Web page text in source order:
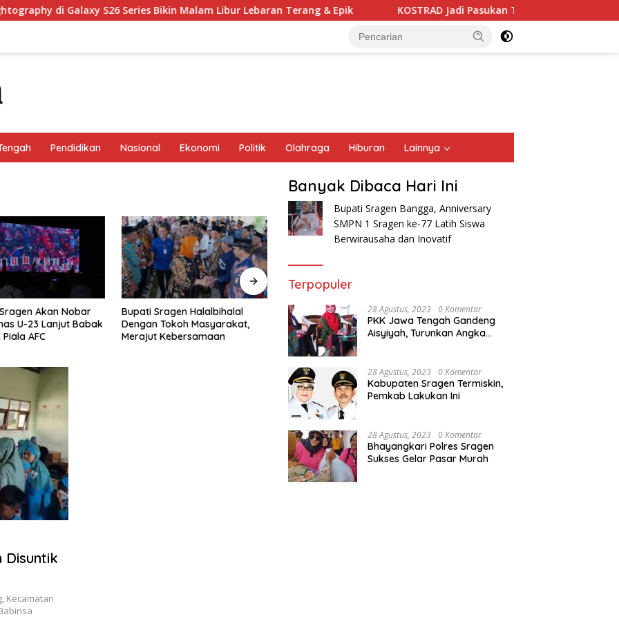
di Galaxy S26 Series Bikin Malam Libur Lebaran Terang & Epik KOSTRAD Jadi Pasukan Terbaik Defile Militer
Pendidikan Nasional Ekonomi Politik Olahraga Hiburan Lainnya
Akan Nobar
U-23 Lanjut Babak
AFC
Bupati Sragen Halalbihalal
Dengan Tokoh Masyarakat,
Merajut Kebersamaan
751 Calon Jemaah Haji
Kabupaten Sragen Ikuti
Bimbingan Manasik
Bupati Yuni Optimis Sragen
Masuk Tiga Besar Penilaian
PPD 2024
Disuntik
Kecamatan
Banyak Dibaca Hari Ini
Bupati Sragen Bangga, Anniversary
SMPN 1 Sragen ke-77 Latih Siswa
Berwirausaha dan Inovatif
Terpopuler
28 Agustus, 2023 0 Komentar
PKK Jawa Tengah Gandeng
Aisyiyah, Turunkan Angka
28 Agustus, 2023 0 Komentar
Kabupaten Sragen Termiskin,
Pemkab Lakukan Ini
28 Agustus, 2023 0 Komentar
Bhayangkari Polres Sragen
Sukses Gelar Pasar Murah